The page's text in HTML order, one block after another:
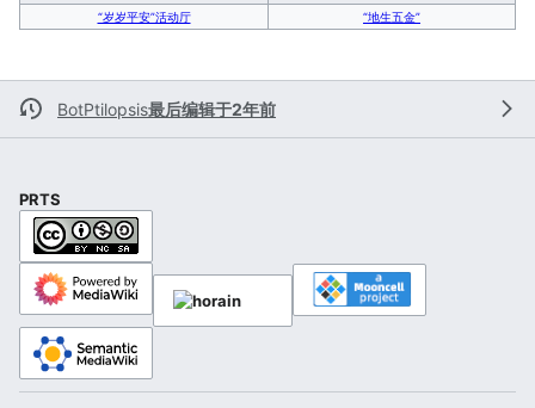
“岁岁平安”活动厅
“地生五金”
BotPtilopsis最后编辑于2年前
PRTS